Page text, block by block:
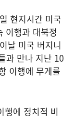
현지시간 미국
이행과 대북정
날 미국 버지니
과 만나 지난 10
이행에 무게를
행에 정치적 비